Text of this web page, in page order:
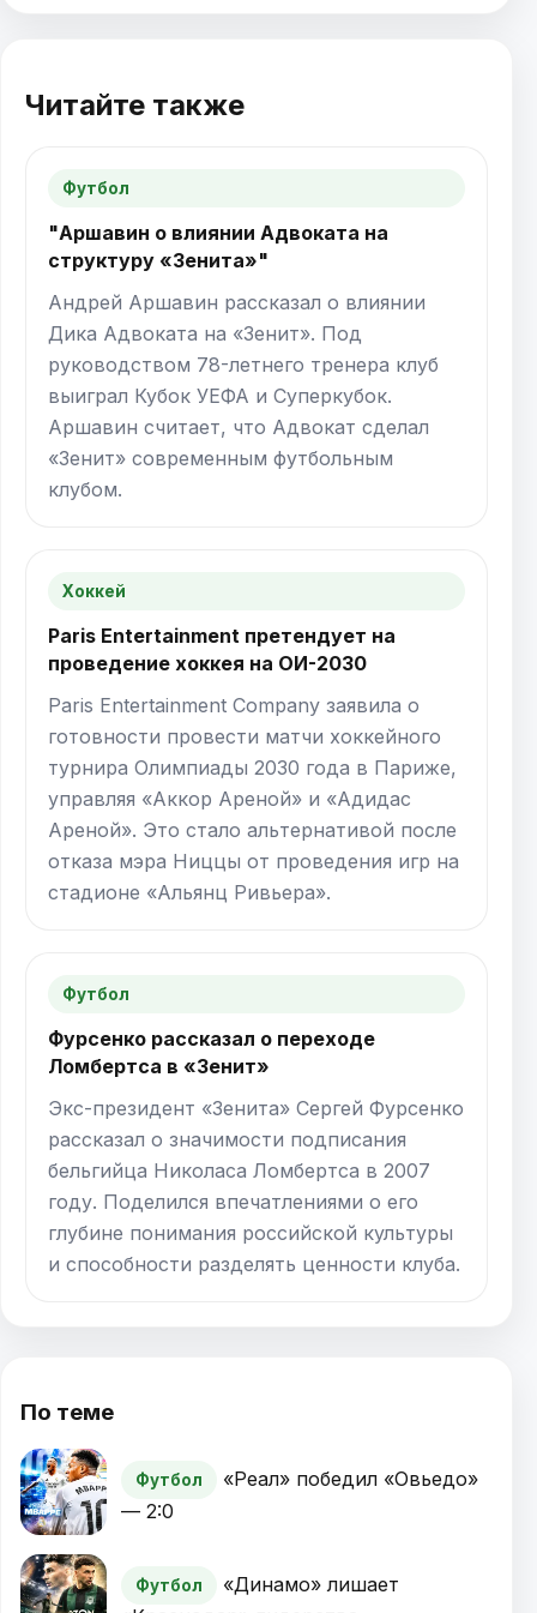
Читайте также
Футбол
"Аршавин о влиянии Адвоката на
структуру «Зенита»"
Андрей Аршавин рассказал о влиянии
Дика Адвоката на «Зенит». Под
руководством 78-летнего тренера клуб
выиграл Кубок УЕФА и Суперкубок.
Аршавин считает, что Адвокат сделал
«Зенит» современным футбольным
клубом.
Хоккей
Paris Entertainment претендует на
проведение хоккея на ОИ-2030
Paris Entertainment Company заявила о
готовности провести матчи хоккейного
турнира Олимпиады 2030 года в Париже,
управляя «Аккор Ареной» и «Адидас
Ареной». Это стало альтернативой после
отказа мэра Ниццы от проведения игр на
стадионе «Альянц Ривьера».
Футбол
Фурсенко рассказал о переходе
Ломбертса в «Зенит»
Экс-президент «Зенита» Сергей Фурсенко
рассказал о значимости подписания
бельгийца Николаса Ломбертса в 2007
году. Поделился впечатлениями о его
глубине понимания российской культуры
и способности разделять ценности клуба.
По теме
Футбол
«Реал» победил «Овьедо»
— 2:0
Футбол
«Динамо» лишает